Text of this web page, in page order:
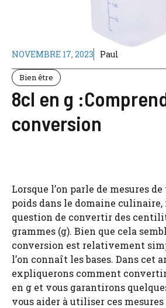
NOVEMBRE 17, 2023 Paul
Bien être
8cl en g
conversion
Lorsque l’on parle de mesures
poids dans le domaine
question de convertir des
grammes (g). Bien que cela
conversion est relativement
l’on connaît les bases. Dans cet
expliquerons comment
en g et vous garantirons
vous aider à utiliser ces